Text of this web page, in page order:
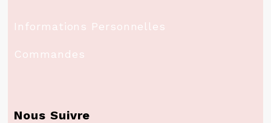
Informations Personnelles
Commandes
Nous Suivre